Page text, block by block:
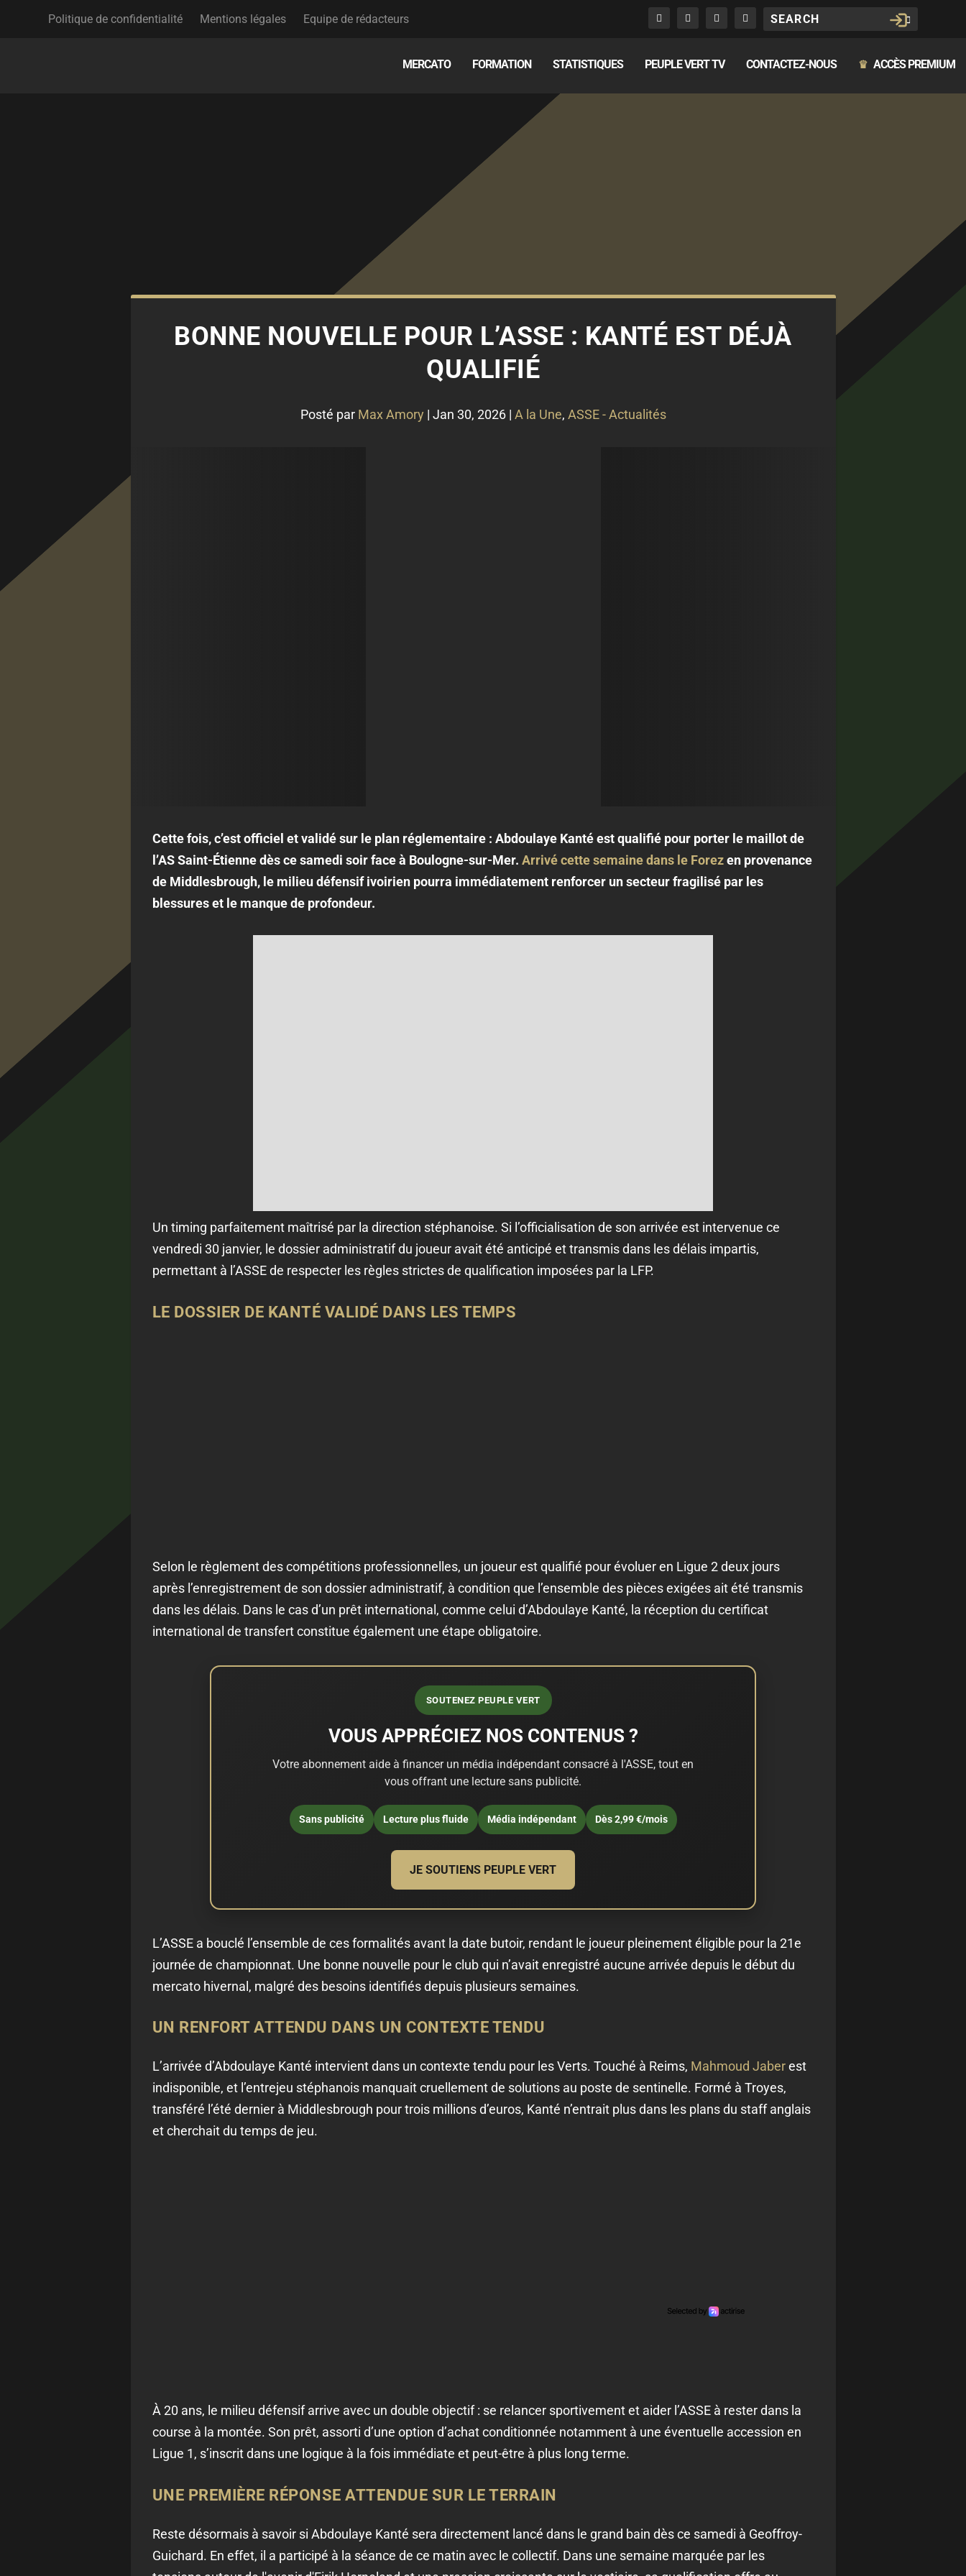
Politique de confidentialité Mentions légales Equipe de rédacteurs
MERCATO FORMATION STATISTIQUES PEUPLE VERT TV CONTACTEZ-NOUS ♛ ACCÈS PREMIUM
BONNE NOUVELLE POUR L’ASSE : KANTÉ EST DÉJÀ
QUALIFIÉ
Posté par Max Amory | Jan 30, 2026| A la Une, ASSE - Actualités
Cette fois, c’est officiel et validé sur le plan réglementaire : Abdoulaye Kanté est qualifié pour porter le maillot de
l’AS Saint-Étienne dès ce samedi soir face à Boulogne-sur-Mer. Arrivé cette semaine dans le Forezen provenance
de Middlesbrough, le milieu défensif ivoirien pourra immédiatement renforcer un secteur fragilisé par les
blessures et le manque de profondeur.
Un timing parfaitement maîtrisé par la direction stéphanoise. Si l’officialisation de son arrivée est intervenue ce
vendredi 30 janvier, le dossier administratif du joueur avait été anticipé et transmis dans les délais impartis,
permettant à l’ASSE de respecter les règles strictes de qualification imposées par la LFP.
LE DOSSIER DE KANTÉ VALIDÉ DANS LES TEMPS
Selon le règlement des compétitions professionnelles, un joueur est qualifié pour évoluer en Ligue 2 deux jours
après l’enregistrement de son dossier administratif, à condition que l’ensemble des pièces exigées ait été transmis
dans les délais. Dans le cas d’un prêt international, comme celui d’Abdoulaye Kanté, la réception du certificat
international de transfert constitue également une étape obligatoire.
SOUTENEZ PEUPLE VERT
VOUS APPRÉCIEZ NOS CONTENUS ?
Votre abonnement aide à financer un média indépendant consacré à l'ASSE, tout en
vous offrant une lecture sans publicité.
Sans publicité Lecture plus fluide Média indépendant Dès 2,99 €/mois
JE SOUTIENS PEUPLE VERT
L’ASSE a bouclé l’ensemble de ces formalités avant la date butoir, rendant le joueur pleinement éligible pour la 21e
journée de championnat. Une bonne nouvelle pour le club qui n’avait enregistré aucune arrivée depuis le début du
mercato hivernal, malgré des besoins identifiés depuis plusieurs semaines.
UN RENFORT ATTENDU DANS UN CONTEXTE TENDU
L’arrivée d’Abdoulaye Kanté intervient dans un contexte tendu pour les Verts. Touché à Reims, Mahmoud Jaberest
indisponible, et l’entrejeu stéphanois manquait cruellement de solutions au poste de sentinelle. Formé à Troyes,
transféré l’été dernier à Middlesbrough pour trois millions d’euros, Kanté n’entrait plus dans les plans du staff anglais
et cherchait du temps de jeu.
À 20 ans, le milieu défensif arrive avec un double objectif : se relancer sportivement et aider l’ASSE à rester dans la
course à la montée. Son prêt, assorti d’une option d’achat conditionnée notamment à une éventuelle accession en
Ligue 1, s’inscrit dans une logique à la fois immédiate et peut-être à plus long terme.
UNE PREMIÈRE RÉPONSE ATTENDUE SUR LE TERRAIN
Reste désormais à savoir si Abdoulaye Kanté sera directement lancé dans le grand bain dès ce samedi à Geoffroy-
Guichard. En effet, il a participé à la séance de ce matin avec le collectif. Dans une semaine marquée par les